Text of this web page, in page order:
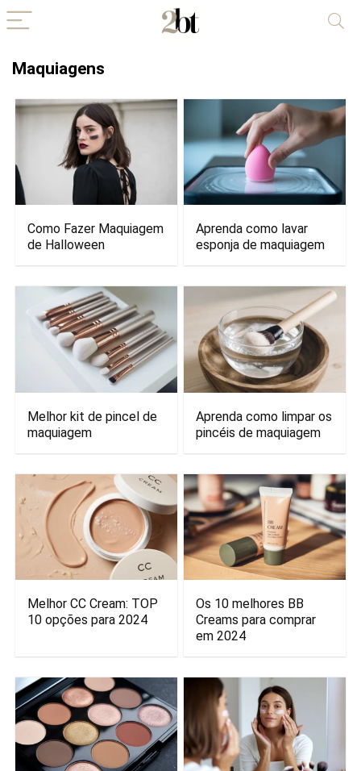
Maquiagens
Como Fazer Maquiagem
de Halloween
Aprenda como lavar
esponja de maquiagem
Melhor kit de pincel de
maquiagem
Aprenda como limpar os
pincéis de maquiagem
Melhor CC Cream: TOP
10 opções para 2024
Os 10 melhores BB
Creams para comprar
em 2024